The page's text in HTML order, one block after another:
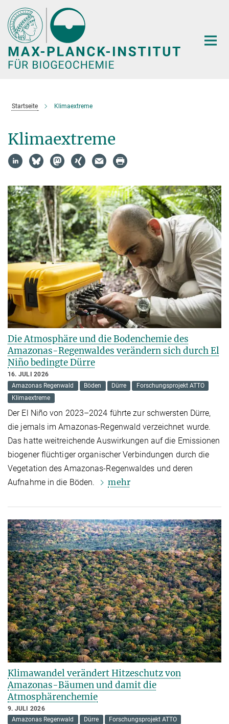
Hauptinhalt
Startseite Klimaextreme
Klimaextreme
Die Atmosphäre und die Bodenchemie des
Amazonas-Regenwaldes verändern sich durch El
Niño bedingte Dürre
16. JULI 2026
Amazonas Regenwald
Böden Dürre
Forschungsprojekt ATTO
Klimaextreme
Der El Niño von 2023–2024 führte zur schwersten Dürre,
die jemals im Amazonas-Regenwald verzeichnet wurde.
Das hatte weitreichende Auswirkungen auf die Emissionen
biogener flüchtiger organischer Verbindungen durch die
Vegetation des Amazonas-Regenwaldes und deren
Aufnahme in die Böden.
mehr
Klimawandel verändert Hitzeschutz von
Amazonas-Bäumen und damit die
Atmosphärenchemie
9. JULI 2026
Amazonas Regenwald
Dürre
Forschungsprojekt ATTO